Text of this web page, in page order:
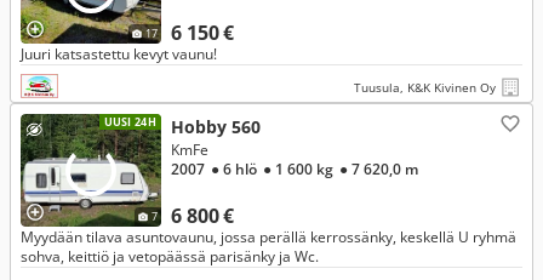
17 6 150 €
Juuri katsastettu kevyt vaunu!
Tuusula, K&K Kivinen Oy
UUSI 24H
7
Hobby 560
6 800 €
KmFe
2007 ● 6 hlö ● 1 600 kg ● 7 620,0 m
Myydään tilava asuntovaunu, jossa perällä kerrossänky, keskellä U ryhmä
sohva, keittiö ja vetopäässä parisänky ja Wc.